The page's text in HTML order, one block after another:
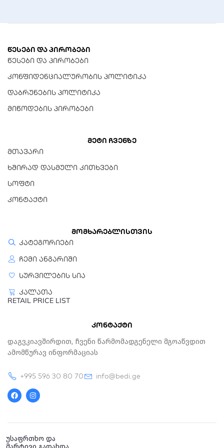
წესები და პირობები
წესები და პირობები
კონფიდენციალურობის პოლიტიკა
დაბრუნების პოლიტიკა
მიწოდების პირობები
მეტი ჩვენზე
მთავარი
ხშირად დასმული კითხვები
სოფტი
კონტაქტი
მომხარებლისთვის
კატეგორიები
ჩემი ანგარიში
სურვილების სია
კალათა
RETAIL PRICE LIST
კონტაქტი
Დაგვკიავშირდით, Ჩვენი Წარმომადგენელი Მგოაწვდით
Ამომწურავ Ინფორმაციას
+995 596 30 80 70
info@bedi.ge
a
c
e
o
n
s
t
r
m
უსაფრთხო და